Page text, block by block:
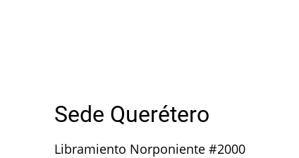
Sede Querétero
Libramiento Norponiente #2000